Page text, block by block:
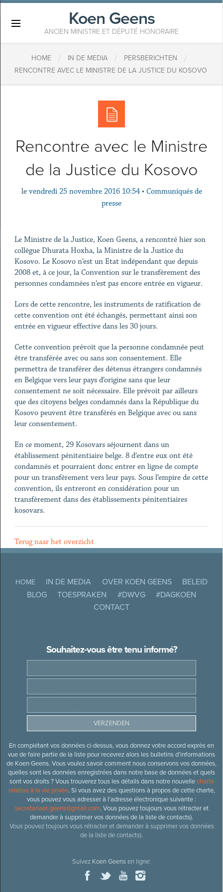
Koen Geens
ANCIEN MINISTRE ET DÉPUTÉ HONORAIRE
HOME / IN DE MEDIA / PERSBERICHTEN /
RENCONTRE AVEC LE MINISTRE DE LA JUSTICE DU KOSOVO
Rencontre avec le Ministre
de la Justice du Kosovo
le vendredi 25 novembre 2016 10:54 • Communiqués de
presse
Le Ministre de la Justice, Koen Geens, a rencontré hier son
collègue Dhurata Hoxha, la Ministre de la Justice du
Kosovo. Le Kosovo n’est un Etat indépendant que depuis
2008 et, à ce jour, la Convention sur le transfèrement des
personnes condamnées n’est pas encore entrée en vigueur.
Lors de cette rencontre, les instruments de ratification de
cette convention ont été échangés, permettant ainsi son
entrée en vigueur effective dans les 30 jours.
Cette convention prévoit que la personne condamnée peut
être transférée avec ou sans son consentement. Elle
permettra de transférer des détenus étrangers condamnés
en Belgique vers leur pays d’origine sans que leur
consentement ne soit nécessaire. Elle prévoit par ailleurs
que des citoyens belges condamnés dans la République du
Kosovo peuvent être transférés en Belgique avec ou sans
leur consentement.
En ce moment, 29 Kosovars séjournent dans un
établissement pénitentiaire belge. 8 d’entre eux ont été
condamnés et pourraient donc entrer en ligne de compte
pour un transfèrement vers leur pays. Sous l’empire de cette
convention, ils entreront en considération pour un
transfèrement dans des établissements pénitentiaires
kosovars.
Terug naar het overzicht
HOME IN DE MEDIA OVER KOEN GEENS
BELEID
BLOG
TOESPRAKEN #DWVG
#DAGKOEN
CONTACT
Souhaitez-vous être tenu informé?
En complétant vos données ci-dessus, vous donnez votre accord exprès en
vue de faire partie de la liste pour recevrez alors les bulletins d’informations
de Koen Geens. Vous voulez savoir comment nous conservons vos données,
quelles sont les données enregistrées dans notre base de données et quels
sont vos droits ? Vous trouverez tous les détails dans notre nouvellecharte
relative à la vie privée. Si vous avez des questions à propos de cette charte,
vous pouvez vous adresser à l’adresse électronique suivante :
secretariaat.geens@gmail.com. Vous pouvez toujours vous rétracter et
demander à supprimer vos données de la liste de contacts).
Vous pouvez toujours vous rétracter et demander à supprimer vos données
de la liste de contacts).
Suivez Koen Geensen ligne: